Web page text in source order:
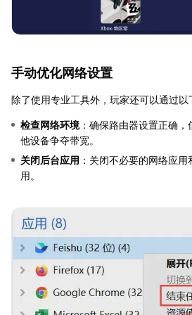
手动优化网络设置
除了使用专业工具外，玩家还可以通过以
检查网络环境：确保路由器设置正确
他设备争夺带宽。
关闭后台应用 ：关闭不必要的网络应
用。